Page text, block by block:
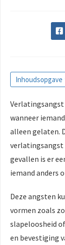
Inhoudsopgave
wanneer
alleen gelaten.
verlatingsangst
gevallen is er
iemand anders
Deze angsten
vormen zoals
slapeloosheid
en bevestiging
worden
om
over
van
op
de
Hierdoor